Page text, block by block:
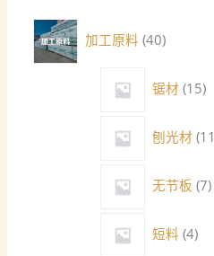
加工原料 40
锯材 15
刨光材 11
无节板 7
短料 4